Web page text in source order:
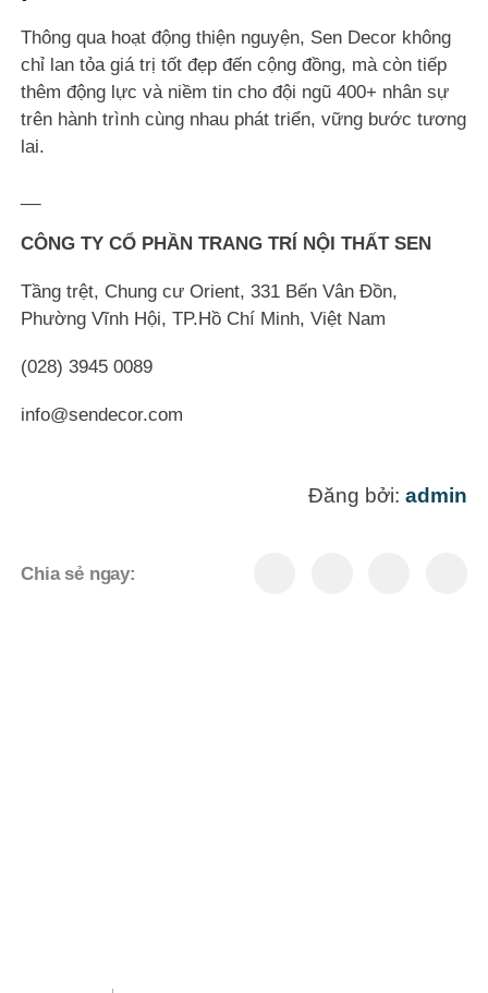
Thông qua hoạt động thiện nguyện, Sen Decor không
chỉ lan tỏa giá trị tốt đẹp đến cộng đồng, mà còn tiếp
thêm động lực và niềm tin cho đội ngũ 400+ nhân sự
trên hành trình cùng nhau phát triển, vững bước tương
lai.
CÔNG TY CỔ PHẦN TRANG TRÍ NỘI THẤT SEN
Tầng trệt, Chung cư Orient, 331 Bến Vân Đồn,
Phường Vĩnh Hội, TP.Hồ Chí Minh, Việt Nam
(028) 3945 0089
info@sendecor.com
Đăng bởi: admin
Chia sẻ ngay: